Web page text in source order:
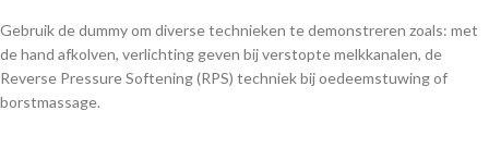
Gebruik de dummy om diverse technieken te demonstreren zoals: met
de hand afkolven, verlichting geven bij verstopte melkkanalen, de
Reverse Pressure Softening (RPS) techniek bij oedeemstuwing of
borstmassage.